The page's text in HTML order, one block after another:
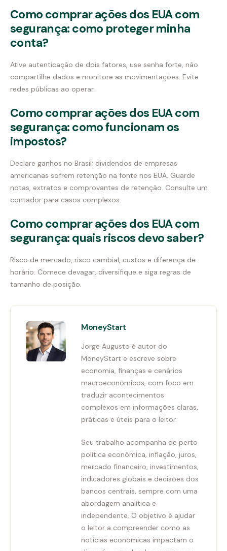
Como comprar ações dos EUA com
segurança: como proteger minha
conta?
Ative autenticação de dois fatores, use senha forte, não
compartilhe dados e monitore as movimentações. Evite
redes públicas ao operar.
Como comprar ações dos EUA com
segurança: como funcionam os
impostos?
Declare ganhos no Brasil; dividendos de empresas
americanas sofrem retenção na fonte nos EUA. Guarde
notas, extratos e comprovantes de retenção. Consulte um
contador para casos complexos.
Como comprar ações dos EUA com
segurança: quais riscos devo saber?
Risco de mercado, risco cambial, custos e diferença de
horário. Comece devagar, diversifique e siga regras de
tamanho de posição.
MoneyStart
Jorge Augusto é autor do
MoneyStart e escreve sobre
economia, finanças e cenários
macroeconômicos, com foco em
traduzir acontecimentos
complexos em informações claras,
práticas e úteis para o leitor.
Seu trabalho acompanha de perto
política econômica, inflação, juros,
mercado financeiro, investimentos,
indicadores globais e decisões dos
bancos centrais, sempre com uma
abordagem analítica e
independente. O objetivo é ajudar
o leitor a compreender como as
notícias econômicas impactam o